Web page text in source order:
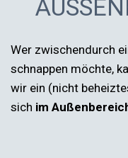
Wer zwischendurch
schnappen möchte,
wir ein (nicht
sich im